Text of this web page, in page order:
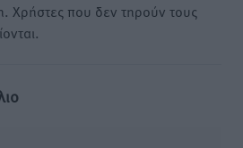
Χρήστες που δεν τηρούν τους